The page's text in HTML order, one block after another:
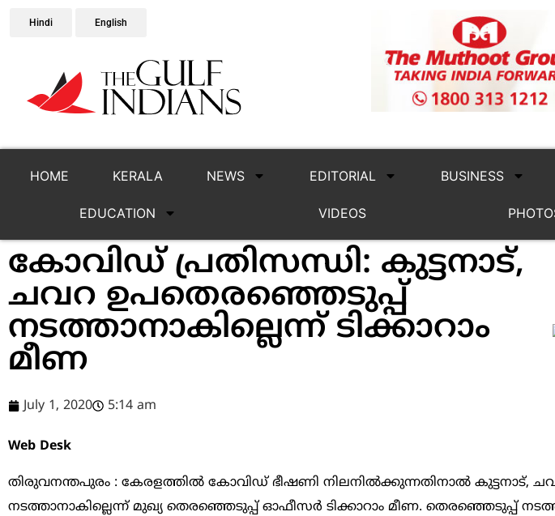
Hindi English
HOME KERALA NEWS EDITORIAL BUSINESS
EDUCATION VIDEOS
കോവിഡ് പ്രതിസന്ധി: കുട്ടനാട്,
ചവറ ഉപതെരഞ്ഞെടുപ്പ്
നടത്താനാകില്ലെന്ന് ടിക്കാറാം
മീണ
July 1, 2020 5:14 am
Web Desk
തിരുവനന്തപുരം : കേരളത്തില്‍ കോവിഡ് ഭീഷണി നിലനില്‍ക്കുന്നതിനാല്‍ കുട്ടനാട്,
നടത്താനാകില്ലെന്ന് മുഖ്യ തെരഞ്ഞെടുപ്പ് ഓഫീസര്‍ ടിക്കാറാം മീണ. തെരഞ്ഞെടുപ്പ്